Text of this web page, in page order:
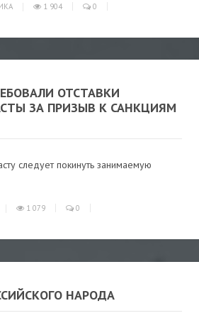
1 904 0
ОТСТАВКИ
ЗА ПРИЗЫВ К САНКЦИЯМ
следует покинуть занимаемую
1 079 0
НАРОДА